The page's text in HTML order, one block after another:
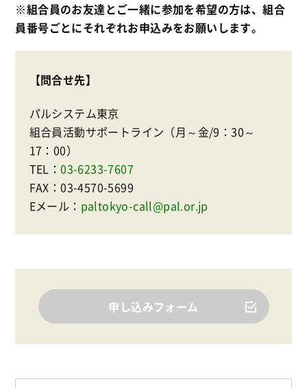
※組合員のお友達とご一緒に参加を希望の方は、組合
員番号ごとにそれぞれお申込みをお願いします。
【問合せ先】
パルシステム東京
組合員活動サポートライン（月～金/9：30～
17：00）
TEL：03-6233-7607
FAX：03-4570-5699
Eメール： paltokyo-call@pal.or.jp
申し込みフォーム